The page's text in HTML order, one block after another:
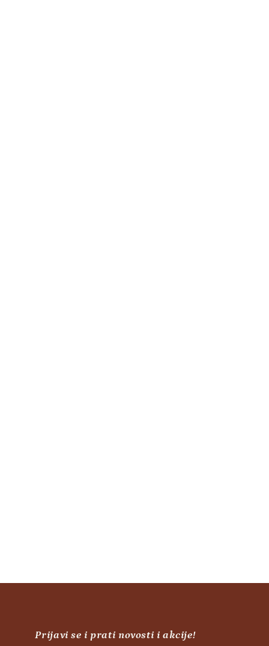
Prijavi se i prati novosti i akcije!
⚡ Instant answers about orders,